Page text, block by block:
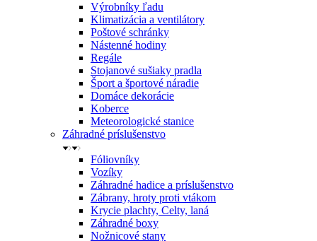
Výrobníky ľadu
Klimatizácia a ventilátory
Poštové schránky
Nástenné hodiny
Regále
Stojanové sušiaky pradla
Šport a športové náradie
Domáce dekorácie
Koberce
Meteorologické stanice
Záhradné príslušenstvo
Fóliovníky
Vozíky
Záhradné hadice a príslušenstvo
Zábrany, hroty proti vtákom
Krycie plachty, Celty, laná
Záhradné boxy
Nožnicové stany